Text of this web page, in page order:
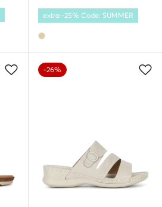
extra -25% Code: SUMMER
-26%